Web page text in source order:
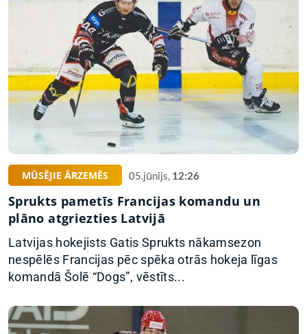
MŪSĒJIE ĀRZEMĒS 05.jūnijs, 12:26
Sprukts pametīs Francijas komandu un
plāno atgriezties Latvijā
Latvijas hokejists Gatis Sprukts nākamsezon
nespēlēs Francijas pēc spēka otrās hokeja līgas
komandā Šolē “Dogs”, vēstīts...